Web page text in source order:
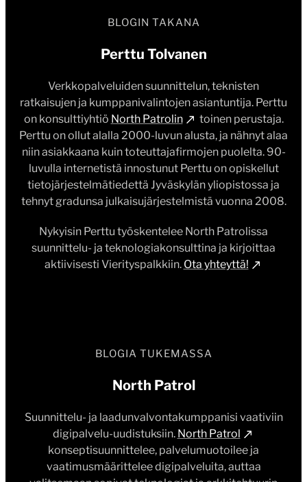
Perttu Tolvanen
Verkkopalveluiden suunnittelun, teknisten
ratkaisujen ja kumppanivalintojen asiantuntija. Perttu
on konsulttiyhtiö
North Patrolin
toinen perustaja.
Perttu on ollut alalla 2000-luvun alusta, ja nähnyt alaa
niin asiakkaana kuin toteuttajafirmojen puolelta. 90-
luvulla internetistä innostunut Perttu on opiskellut
tietojärjestelmätiedettä Jyväskylän yliopistossa ja
tehnyt gradunsa julkaisujärjestelmistä vuonna 2008.
Nykyisin Perttu työskentelee North Patrolissa
suunnittelu- ja teknologiakonsulttina ja kirjoittaa
aktiivisesti Vierityspalkkiin.
Ota yhteyttä!
North Patrol
Suunnittelu- ja laadunvalvontakumppanisi vaativiin
digipalvelu-uudistuksiin.
North Patrol
konseptisuunnittelee, palvelumuotoilee ja
vaatimusmäärittelee digipalveluita, auttaa
valitsemaan sopivat teknologiat ja arkkitehtuurin
sekä kilpailuttaa toteutuskumppanit.